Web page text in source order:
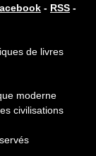
- RSS -
de livres
moderne
civilisations